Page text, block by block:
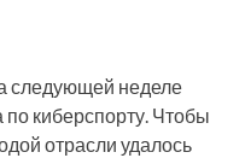
следующей неделе
киберспорту. Чтобы
отрасли удалось